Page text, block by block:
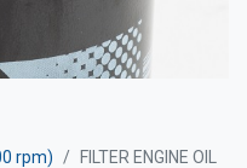
rpm) FILTER ENGINE OIL